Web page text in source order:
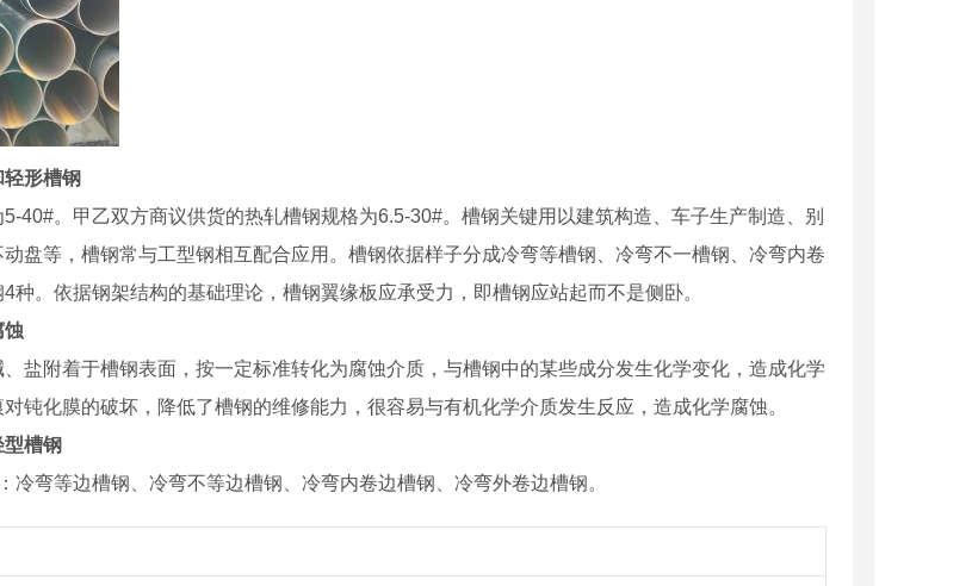
形槽钢
40#。甲乙双方商议供货的热轧槽钢规格为6.5-30#。槽钢关键用以建筑构造、车子生产制造、别
盘等，槽钢常与工型钢相互配合应用。槽钢依据样子分成冷弯等槽钢、冷弯不一槽钢、冷弯内卷
种。依据钢架结构的基础理论，槽钢翼缘板应承受力，即槽钢应站起而不是侧卧。
蚀
盐附着于槽钢表面，按一定标准转化为腐蚀介质，与槽钢中的某些成分发生化学变化，造成化学
钝化膜的破坏，降低了槽钢的维修能力，很容易与有机化学介质发生反应，造成化学腐蚀。
槽钢
冷弯等边槽钢、冷弯不等边槽钢、冷弯内卷边槽钢、冷弯外卷边槽钢。